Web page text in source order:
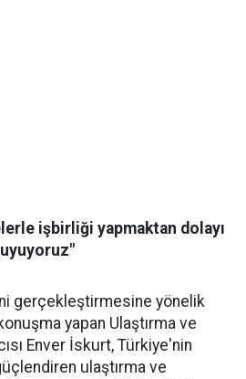
işbirliği yapmaktan dolayı
gerçekleştirmesine yönelik
yapan Ulaştırma ve
Enver İskurt, Türkiye'nin
ulaştırma ve